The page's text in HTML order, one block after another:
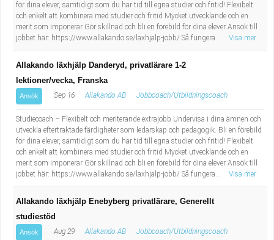
för dina elever, samtidigt som du har tid till egna studier och fritid! Flexibelt
och enkelt att kombinera med studier och fritid Mycket utvecklande och en
merit som imponerar Gör skillnad och bli en förebild för dina elever Ansök till
jobbet här: https://www.allakando.se/laxhjalp-jobb/ Så fungera...
Visa mer
Allakando läxhjälp Danderyd, privatlärare 1-2
lektioner/vecka, Franska
Ansök Sep 16 Allakando AB Jobbcoach/Utbildningscoach
Studiecoach – Flexibelt och meriterande extrajobb Undervisa i dina ämnen och
utveckla eftertraktade färdigheter som ledarskap och pedagogik. Bli en förebild
för dina elever, samtidigt som du har tid till egna studier och fritid! Flexibelt
och enkelt att kombinera med studier och fritid Mycket utvecklande och en
merit som imponerar Gör skillnad och bli en förebild för dina elever Ansök till
jobbet här: https://www.allakando.se/laxhjalp-jobb/ Så fungera...
Visa mer
Allakando läxhjälp Enebyberg privatlärare, Generellt
studiestöd
Ansök Aug 29 Allakando AB Jobbcoach/Utbildningscoach